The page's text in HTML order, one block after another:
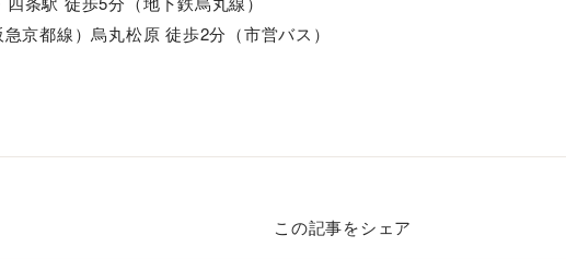
京都線）烏丸松原 徒歩2分（市営バス）
この記事をシェア